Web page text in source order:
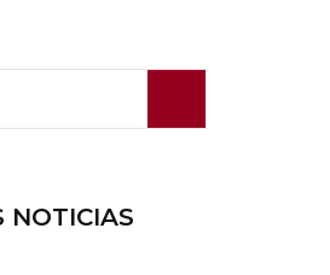
NOTICIAS